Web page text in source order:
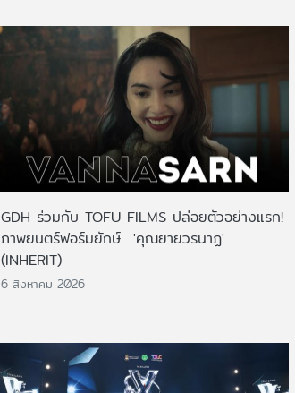
GDH ร่วมกับ TOFU FILMS ปล่อยตัวอย่างแรก!
ภาพยนตร์ฟอร์มยักษ์ 'คุณยายวรนาฏ'
(INHERIT)
6 สิงหาคม 2026